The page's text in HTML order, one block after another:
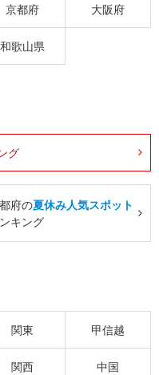
京都府 大阪府
和歌山県
グ
府の夏休み人気スポット
キング
関東 甲信越
関西 中国